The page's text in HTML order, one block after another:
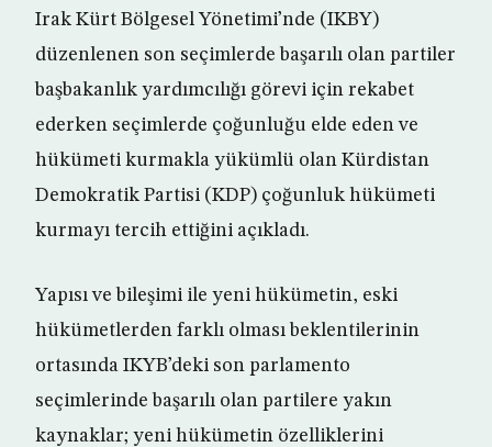
Irak Kürt Bölgesel Yönetimi’nde (IKBY)
düzenlenen son seçimlerde başarılı olan partiler
başbakanlık yardımcılığı görevi için rekabet
ederken seçimlerde çoğunluğu elde eden ve
hükümeti kurmakla yükümlü olan Kürdistan
Demokratik Partisi (KDP) çoğunluk hükümeti
kurmayı tercih ettiğini açıkladı.
Yapısı ve bileşimi ile yeni hükümetin, eski
hükümetlerden farklı olması beklentilerinin
ortasında IKYB’deki son parlamento
seçimlerinde başarılı olan partilere yakın
kaynaklar; yeni hükümetin özelliklerini